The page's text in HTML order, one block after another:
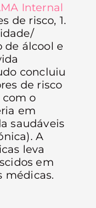
Internal
de risco, 1.
de álcool e
concluiu
de risco
com o
em
saudáveis
A
leva
em
médicas.